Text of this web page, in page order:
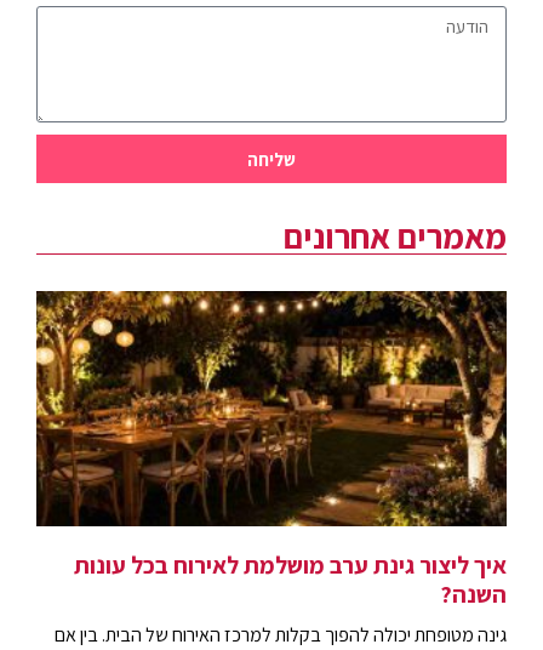
שליחה
מאמרים אחרונים
איך ליצור גינת ערב מושלמת לאירוח בכל עונות
השנה?
גינה מטופחת יכולה להפוך בקלות למרכז האירוח של הבית. בין אם